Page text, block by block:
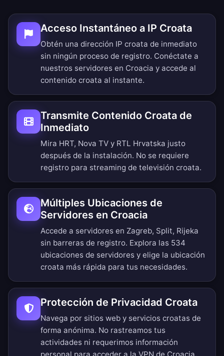
Acceso Instantáneo a IP Croata
Obtén una dirección IP croata de inmediato
sin ningún proceso de registro. Conéctate a
nuestros servidores en Croacia y accede al
contenido croata al instante.
Transmite Contenido Croata de
Inmediato
Mira HRT, Nova TV y RTL Hrvatska justo
después de la instalación. No se requiere
registro para streaming de televisión croata.
Múltiples Ubicaciones de
Servidores en Croacia
Accede a servidores en Zagreb, Split, Rijeka
sin barreras de registro. Explora las 534
ubicaciones de servidores y elige la ubicación
croata más rápida para tus necesidades.
Protección de Privacidad Croata
Navega por sitios web y servicios croatas de
forma anónima. No rastreamos tus
actividades ni requerimos información